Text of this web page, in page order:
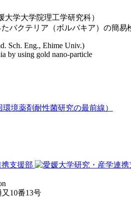
学大学院理工学研究科）
クテリア（ボルバキア）の簡易
Eng., Ehime Univ.)
using gold nano-particle
境薬剤耐性菌研究の最前線）
10番13号